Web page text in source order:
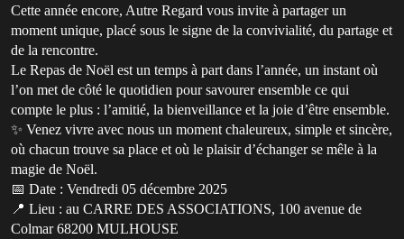
Cette année encore, Autre Regard vous invite à partager un
moment unique, placé sous le signe de la convivialité, du partage et
de la rencontre.
Le Repas de Noël est un temps à part dans l’année, un instant où
l’on met de côté le quotidien pour savourer ensemble ce qui
compte le plus : l’amitié, la bienveillance et la joie d’être ensemble.
✨ Venez vivre avec nous un moment chaleureux, simple et sincère,
où chacun trouve sa place et où le plaisir d’échanger se mêle à la
magie de Noël.
📅 Date : Vendredi 05 décembre 2025
📍 Lieu : au CARRE DES ASSOCIATIONS, 100 avenue de
Colmar 68200 MULHOUSE